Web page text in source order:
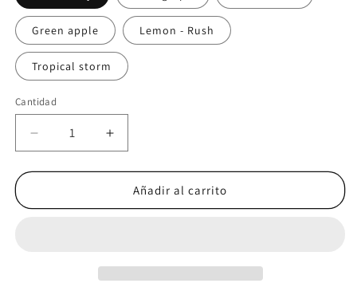
Green apple Lemon - Rush
Tropical storm
Cantidad
Cantidad
Reducir cantidad para The Curse Pre-Workout
Aumentar cantidad para The Curse
Añadir al carrito